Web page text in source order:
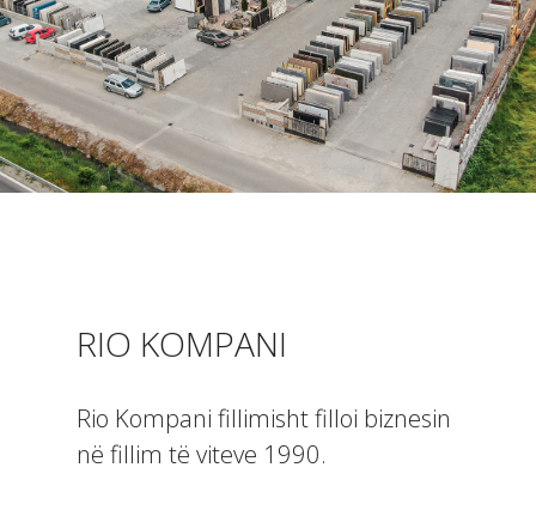
RIO KOMPANI
Rio Kompani fillimisht filloi biznesin
në fillim të viteve 1990.